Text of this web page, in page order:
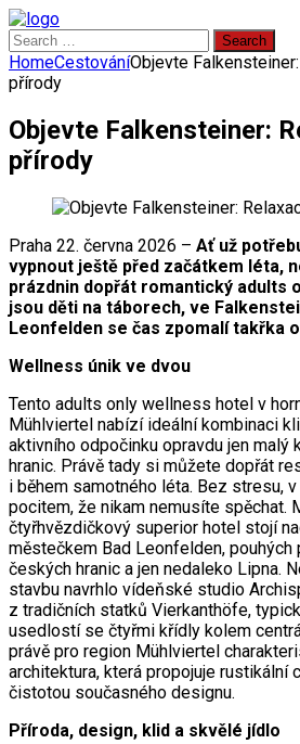
Search
for:
HomeCestováníObjevte
přírody
Objevte Falkensteiner:
přírody
Praha 22. června 2026 – Ať už
vypnout ještě před začátkem léta,
prázdnin dopřát romantický adults
jsou děti na táborech, ve
Leonfelden se čas zpomalí takřka
Wellness únik ve dvou
Tento adults only wellness hotel v
Mühlviertel nabízí ideální kombinaci
aktivního odpočinku opravdu jen malý
hranic. Právě tady si můžete dopřát
i během samotného léta. Bez stresu,
pocitem, že nikam nemusíte spěchat.
čtyřhvězdičkový superior hotel stojí
městečkem Bad Leonfelden, pouhých
českých hranic a jen nedaleko Lipna.
stavbu navrhlo vídeňské studio
z tradičních statků Vierkanthöfe,
usedlostí se čtyřmi křídly kolem
právě pro region Mühlviertel
architektura, která propojuje rustikální
čistotou současného designu.
Příroda, design, klid a skvělé jídlo